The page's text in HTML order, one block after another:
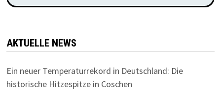
AKTUELLE NEWS
Ein neuer Temperaturrekord in Deutschland: Die
historische Hitzespitze in Coschen